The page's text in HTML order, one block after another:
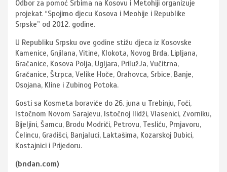
Odbor za pomoć Srbima na Kosovu i Metohiji organizuje
projekat “Spojimo djecu Kosova i Meohije i Republike
Srpske” od 2012. godine.
U Republiku Srpsku ove godine stižu djeca iz Kosovske
Kamenice, Gnjilana, Vitine, Klokota, Novog Brda, Lipljana,
Gračanice, Kosova Polja, Ugljara, PrilužJa, Vučitrna,
Gračanice, Štrpca, Velike Hoče, Orahovca, Srbice, Banje,
Osojana, Kline i Zubinog Potoka.
Gosti sa Kosmeta boraviće do 26. juna u Trebinju, Foči,
Istočnom Novom Sarajevu, Istočnoj Ilidži, Vlasenici, Zvorniku,
Bijeljini, Šamcu, Brodu Modriči, Petrovu, Tesliću, Prnjavoru,
Čelincu, Gradišci, Banjaluci, Laktašima, Kozarskoj Dubici,
Kostajnici i Prijedoru.
(bndan.com)